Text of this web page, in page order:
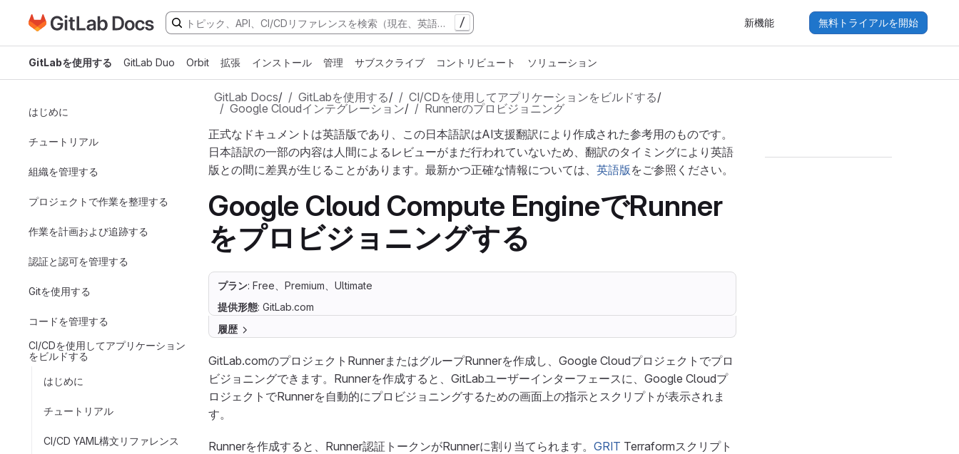
メインコンテンツにスキップ
GitLabドキュメントのホームページに移動 / 新機能 無料トライアルを開始
GitLabを使用する GitLab Duo Orbit 拡張 インストール 管理 サブスクライブ コントリビュート ソリューション
はじめに
チュートリアル
組織を管理する
プロジェクトで作業を整理する
作業を計画および追跡する
認証と認可を管理する
Gitを使用する
コードを管理する
CI/CDを使用してアプリケーション
をビルドする
はじめに
チュートリアル
CI/CD YAML構文リファレンス
GitLab Docs/ GitLabを使用する/ CI/CDを使用してアプリケーションをビルドする/
Google Cloudインテグレーション/
Runnerのプロビジョニング
正式なドキュメントは英語版であり、この日本語訳はAI支援翻訳により作成された参考用のものです。
日本語訳の一部の内容は人間によるレビューがまだ行われていないため、翻訳のタイミングにより英語
版との間に差異が生じることがあります。最新かつ正確な情報については、 英語版 をご参照ください。
Google Cloud Compute EngineでRunner
をプロビジョニングする
プラン: Free、Premium、Ultimate
提供形態: GitLab.com
履歴
GitLab.comのプロジェクトRunnerまたはグループRunnerを作成し、Google Cloudプロジェクトでプロ
ビジョニングできます。Runnerを作成すると、GitLabユーザーインターフェースに、Google Cloudプ
ロジェクトでRunnerを自動的にプロビジョニングするための画面上の指示とスクリプトが表示されま
す。
Runnerを作成すると、Runner認証トークンがRunnerに割り当てられます。 GRIT Terraformスクリプト